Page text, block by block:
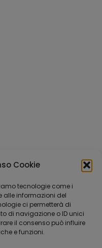
Cookie
tecnologie come i
alle informazioni del
ci permetterà di
di navigazione o ID unici
il consenso può influire
e funzioni.